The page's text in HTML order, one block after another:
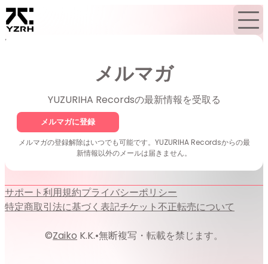
Home
メルマガ
YUZURIHA Recordsの最新情報を受取る
メルマガに登録
メルマガの登録解除はいつでも可能です。YUZURIHA Recordsからの最
新情報以外のメールは届きません。
サポート利用規約プライバシーポリシー
特定商取引法に基づく表記チケット不正転売について
©Zaiko K.K.•無断複写・転載を禁じます。